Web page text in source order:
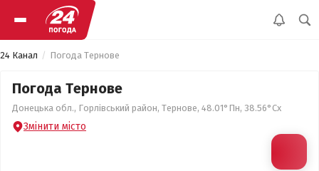
24 Канал Погода Тернове
Погода Тернове
Донецька обл., Горлівський район, Тернове, 48.01°Пн, 38.56°Сх
Змінити місто